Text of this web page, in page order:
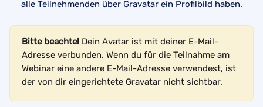
Bitte beachte! Dein Avatar ist mit deiner E-Mail-
Adresse verbunden. Wenn du für die Teilnahme am
Webinar eine andere E-Mail-Adresse verwendest, ist
der von dir eingerichtete Gravatar nicht sichtbar.